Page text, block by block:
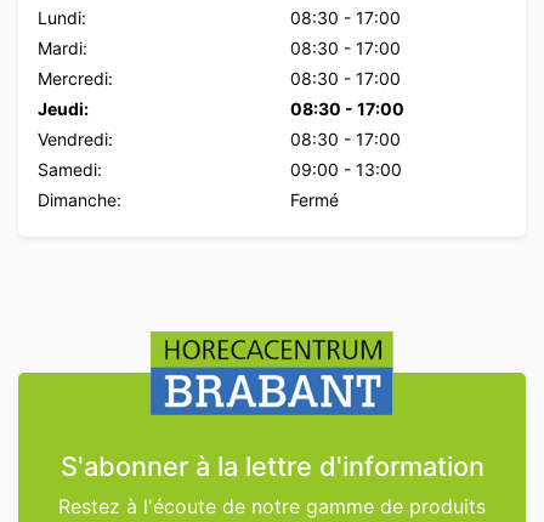
Lundi: 08:30 - 17:00
Mardi:
08:30 - 17:00
Mercredi:
08:30 - 17:00
Jeudi:
08:30 - 17:00
Vendredi:
08:30 - 17:00
Samedi:
09:00 - 13:00
Dimanche:
Fermé
S'abonner à la lettre d'information
Restez à l'écoute de notre gamme de produits